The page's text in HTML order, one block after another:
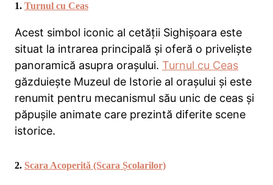
1. Turnul cu Ceas
Acest simbol iconic al cetății Sighișoara este
situat la intrarea principală și oferă o priveliște
panoramică asupra orașului. Turnul cu Ceas
găzduiește Muzeul de Istorie al orașului și este
renumit pentru mecanismul său unic de ceas și
păpușile animate care prezintă diferite scene
istorice.
2. Scara Acoperită (Scara Școlarilor)